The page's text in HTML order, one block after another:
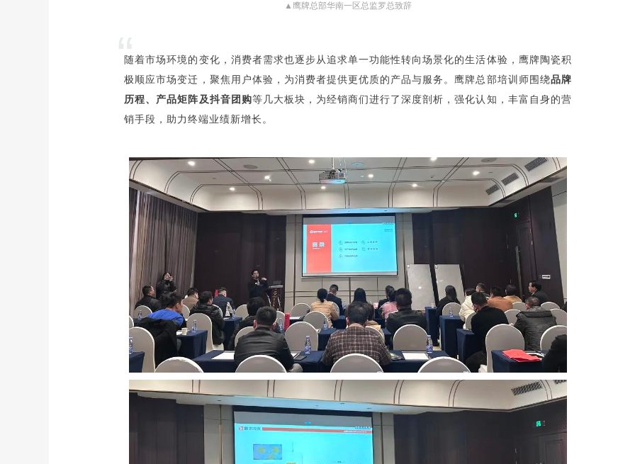
▲鹰牌总部华南一区总监罗总致辞
“
随着市场环境的变化，消费者需求也逐步从追求单一功能性转向场景化的生活体验，鹰牌陶瓷积
极顺应市场变迁，聚焦用户体验，为消费者提供更优质的产品与服务。鹰牌总部培训师围绕品牌
历程、产品矩阵及抖音团购等几大板块，为经销商们进行了深度剖析，强化认知，丰富自身的营
销手段，助力终端业绩新增长。